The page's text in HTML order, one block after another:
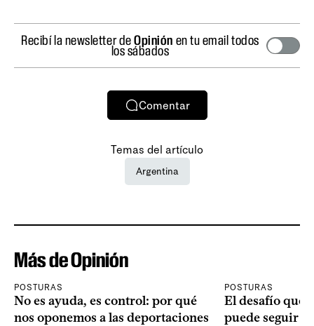
Recibí la newsletter deOpinión en tu email todos
los sábados
Comentar
Temas del artículo
Argentina
Más de Opinión
POSTURAS
No es ayuda, es control: por qué
nos oponemos a las deportaciones
POSTURAS
El desafío que
puede seguir